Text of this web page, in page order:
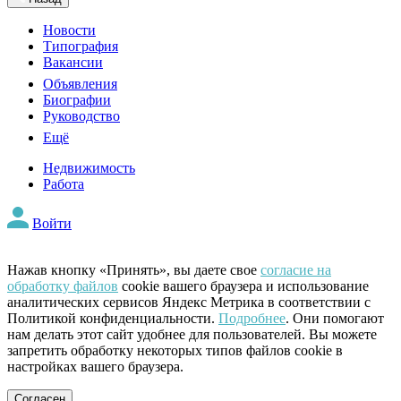
Новости
Типография
Вакансии
Объявления
Биографии
Руководство
Ещё
Недвижимость
Работа
Войти
Нажав кнопку «Принять», вы даете свое согласие на
обработку файлов cookie вашего браузера и использование
аналитических сервисов Яндекс Метрика в соответствии с
Политикой конфиденциальности. Подробнее. Они помогают
нам делать этот сайт удобнее для пользователей. Вы можете
запретить обработку некоторых типов файлов cookie в
настройках вашего браузера.